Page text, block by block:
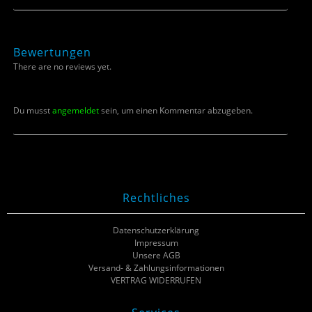
Bewertungen
There are no reviews yet.
Du musstangemeldetsein, um einen Kommentar abzugeben.
Rechtliches
Datenschutzerklärung
Impressum
Unsere AGB
Versand- & Zahlungsinformationen
VERTRAG WIDERRUFEN